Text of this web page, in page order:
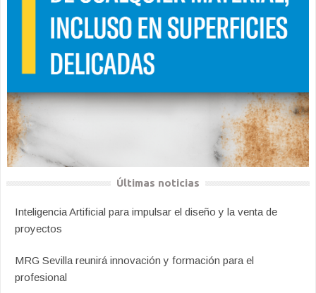
Últimas noticias
Inteligencia Artificial para impulsar el diseño y la venta de
proyectos
MRG Sevilla reunirá innovación y formación para el
profesional